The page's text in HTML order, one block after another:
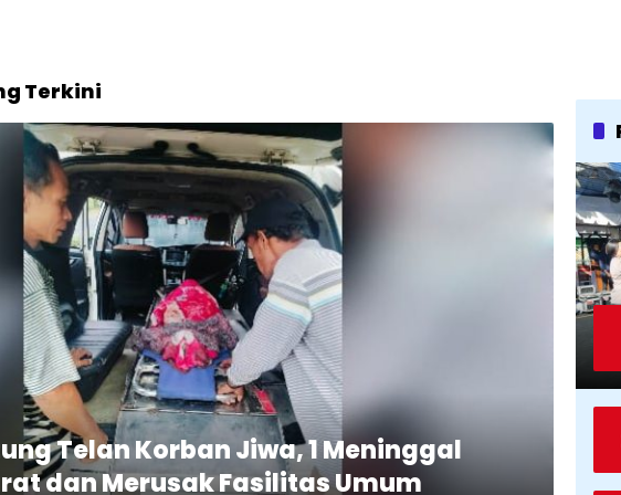
Terkini
Telan Korban Jiwa, 1 Meninggal
dan Merusak Fasilitas Umum